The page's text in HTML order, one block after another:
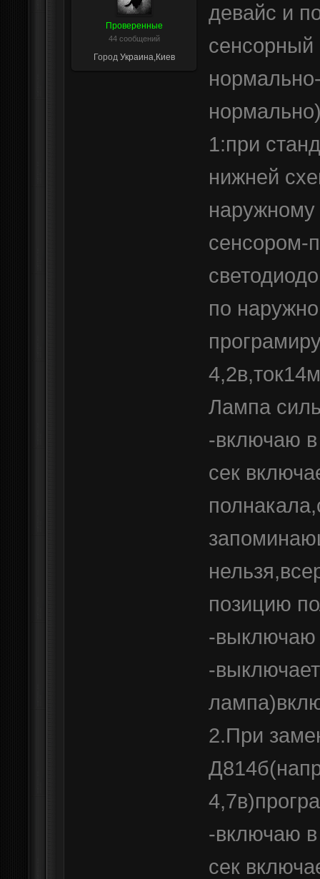
Проверенные
44 сообщений
Город Украина,Киев
девайс и
сенсорный
1:при
нижней
наружному
сенсором-
по
Лампа
-включаю в
сек
позицию
-выключаю
-
2.При
-включаю в
сек